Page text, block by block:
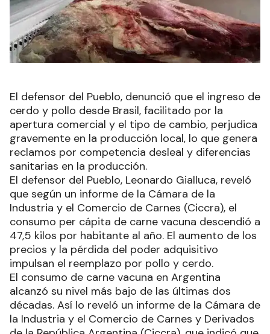
El defensor del Pueblo, denunció que el ingreso de
cerdo y pollo desde Brasil, facilitado por la
apertura comercial y el tipo de cambio, perjudica
gravemente en la producción local, lo que genera
reclamos por competencia desleal y diferencias
sanitarias en la producción.
El defensor del Pueblo, Leonardo Gialluca, reveló
que según un informe de la Cámara de la
Industria y el Comercio de Carnes (Ciccra), el
consumo per cápita de carne vacuna descendió a
47,5 kilos por habitante al año. El aumento de los
precios y la pérdida del poder adquisitivo
impulsan el reemplazo por pollo y cerdo.
El consumo de carne vacuna en Argentina
alcanzó su nivel más bajo de las últimas dos
décadas. Así lo reveló un informe de la Cámara de
la Industria y el Comercio de Carnes y Derivados